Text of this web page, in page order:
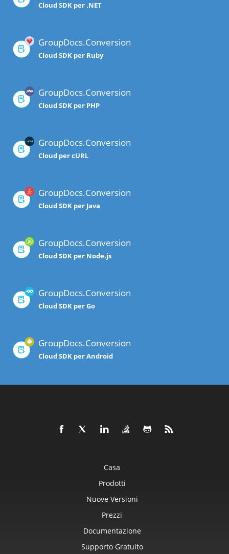
Cloud SDK per .NET
GroupDocs.Conversion
Cloud SDK per Ruby
GroupDocs.Conversion
Cloud SDK per PHP
GroupDocs.Conversion
Cloud per cURL
GroupDocs.Conversion
Cloud SDK per Java
GroupDocs.Conversion
Cloud SDK per Node.js
GroupDocs.Conversion
Cloud SDK per Go
GroupDocs.Conversion
Cloud SDK per Android
Casa
Prodotti
Nuove Versioni
Prezzi
Documentazione
Supporto Gratuito